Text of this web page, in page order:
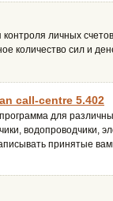
личных
количество сил и
call-centre 5.402
для
водопроводчики,
принятые